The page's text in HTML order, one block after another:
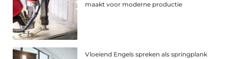
maakt voor moderne productie
Vloeiend Engels spreken als springplank